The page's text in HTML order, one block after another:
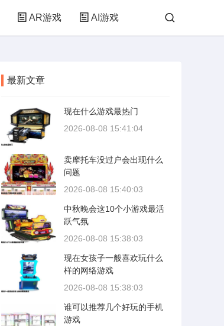
AR游戏 AI游戏
最新文章
现在什么游戏最热门
2026-08-08 15:41:04
卖摩托车没过户会出现什么
问题
2026-08-08 15:40:03
中秋晚会这10个小游戏最活
跃气氛
2026-08-08 15:38:03
现在女孩子一般喜欢玩什么
样的网络游戏
2026-08-08 15:38:03
谁可以推荐几个好玩的手机
游戏